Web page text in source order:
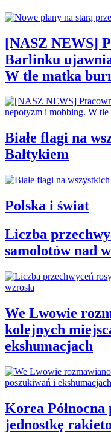
[NASZ NEWS]
Barlinku
W tle matka
Białe flagi na
Bałtykiem
Polska i świat
Liczba
samolotów nad
We Lwowie
kolejnych
ekshumacjach
Korea
jednostkę